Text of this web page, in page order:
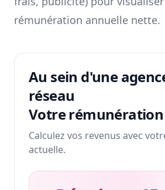
rémunération annuelle nette.
Au sein d'une
réseau
Votre
Calculez vos revenus avec
actuelle.